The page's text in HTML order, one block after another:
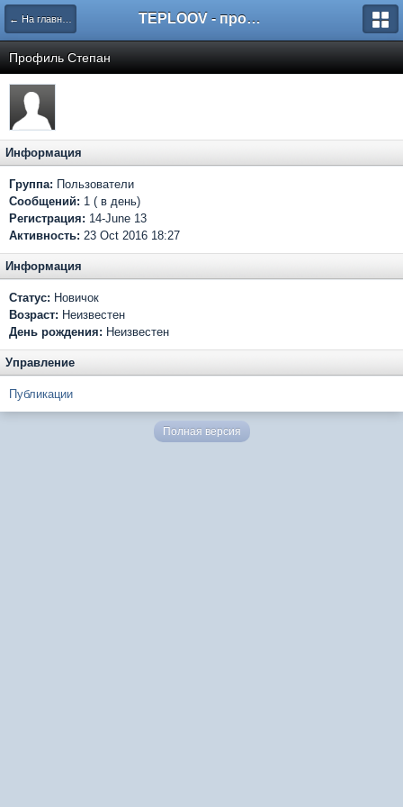
← На главную TEPLOOV - программный комплекс для расчёта систем отопления и вентиляции
Профиль Степан
Информация
Группа: Пользователи
Сообщений: 1 ( в день)
Регистрация: 14-June 13
Активность: 23 Oct 2016 18:27
Информация
Статус: Новичок
Возраст: Неизвестен
День рождения: Неизвестен
Управление
Публикации
Полная версия